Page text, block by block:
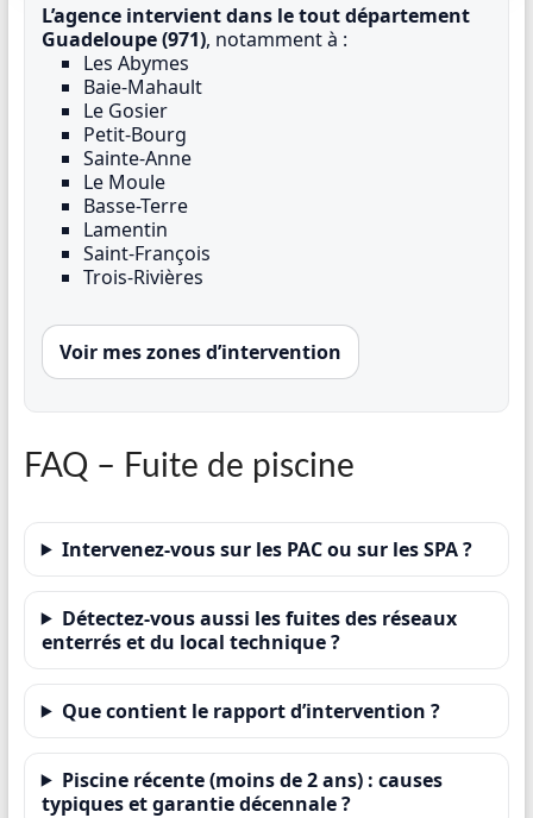
L’agence intervient dans le tout département
Guadeloupe (971), notamment à :
Les Abymes
Baie-Mahault
Le Gosier
Petit-Bourg
Sainte-Anne
Le Moule
Basse-Terre
Lamentin
Saint-François
Trois-Rivières
Voir mes zones d’intervention
FAQ – Fuite de piscine
Intervenez-vous sur les PAC ou sur les SPA ?
Détectez-vous aussi les fuites des réseaux
enterrés et du local technique ?
Que contient le rapport d’intervention ?
Piscine récente (moins de 2 ans) : causes
typiques et garantie décennale ?